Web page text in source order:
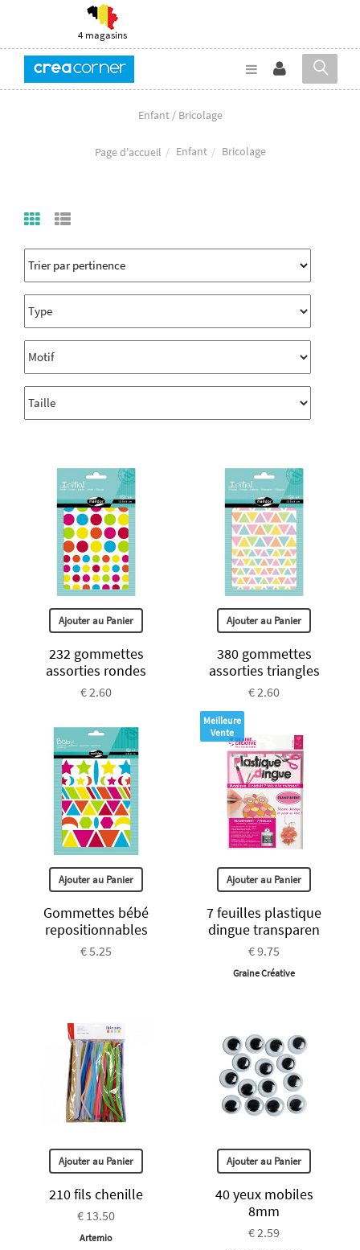
4 magasins
Enfant / Bricolage
Page d'accueil Enfant Bricolage
Ajouter au Panier
232 gommettes
assorties rondes
€ 2.60
Ajouter au Panier
380 gommettes
assorties triangles
€ 2.60
Ajouter au Panier
Gommettes bébé
repositionnables
€ 5.25
Meilleure
Vente
Ajouter au Panier
7 feuilles plastique
dingue transparen
€ 9.75
Graine Créative
Ajouter au Panier
210 fils chenille
€ 13.50
Artemio
Ajouter au Panier
40 yeux mobiles
8mm
€ 2.59